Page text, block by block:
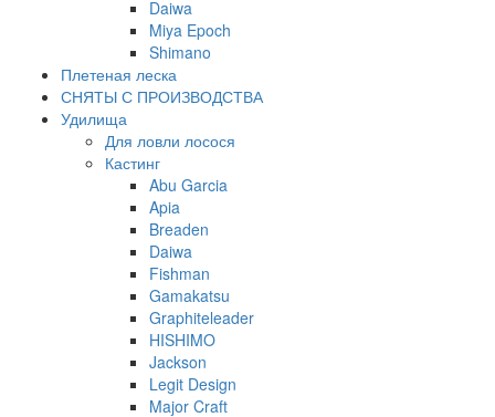
Daiwa
Miya Epoch
Shimano
Плетеная леска
СНЯТЫ С ПРОИЗВОДСТВА
Удилища
Для ловли лосося
Кастинг
Abu Garcia
Apia
Breaden
Daiwa
Fishman
Gamakatsu
Graphiteleader
HISHIMO
Jackson
Legit Design
Major Craft